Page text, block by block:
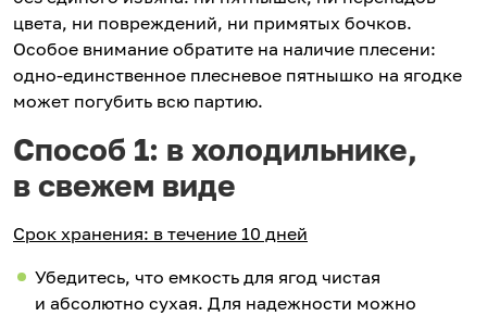
цвета, ни повреждений, ни примятых бочков.
Особое внимание обратите на наличие плесени:
одно-единственное плесневое пятнышко на ягодке
может погубить всю партию.
Способ 1: в холодильнике,
в свежем виде
Срок хранения: в течение 10 дней
Убедитесь, что емкость для ягод чистая
и абсолютно сухая. Для надежности можно